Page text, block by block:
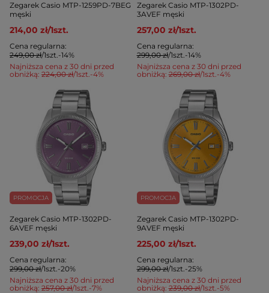
Zegarek Casio MTP-1259PD-7BEG
męski
214,00 zł/1szt.
Najniższa cena z 30 dni przed
obniżką: 224,00 zł/1szt.-4%
Cena regularna:
249,00 zł/1szt.-14%
Zegarek Casio MTP-1302PD-
3AVEF męski
257,00 zł/1szt.
Najniższa cena z 30 dni przed
obniżką:269,00 zł/1szt.-4%
Cena regularna:
299,00 zł/1szt.-14%
PROMOCJA
Zegarek Casio MTP-1302PD-
6AVEF męski
239,00 zł/1szt.
Najniższa cena z 30 dni przed
obniżką: 257,00 zł/1szt.-7%
Cena regularna:
299,00 zł/1szt.-20%
PROMOCJA
Zegarek Casio MTP-1302PD-
9AVEF męski
225,00 zł/1szt.
Najniższa cena z 30 dni przed
obniżką:239,00 zł/1szt.-5%
Cena regularna:
299,00 zł/1szt.-25%